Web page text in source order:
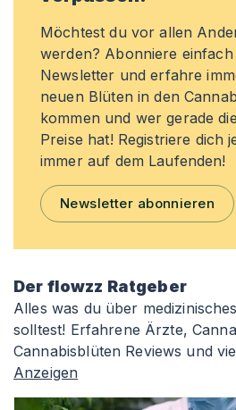
Möchtest du vor allen
werden? Abonniere
Newsletter und erfahre
neuen Blüten in den
kommen und wer gerade
Preise hat! Registriere dich
immer auf dem Laufenden!
Newsletter abonnieren
Der flowzz Ratgeber
Alles was du über
solltest! Erfahrene Ärzte,
Cannabisblüten Reviews und
Anzeigen